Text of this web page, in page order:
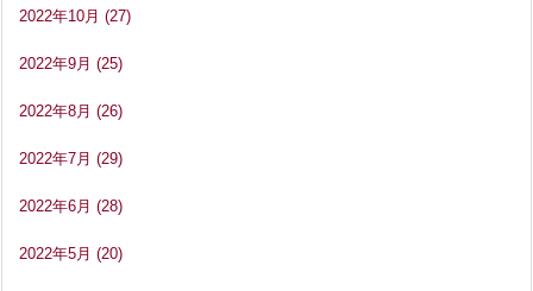
2022年10月 (27)
2022年9月 (25)
2022年8月 (26)
2022年7月 (29)
2022年6月 (28)
2022年5月 (20)